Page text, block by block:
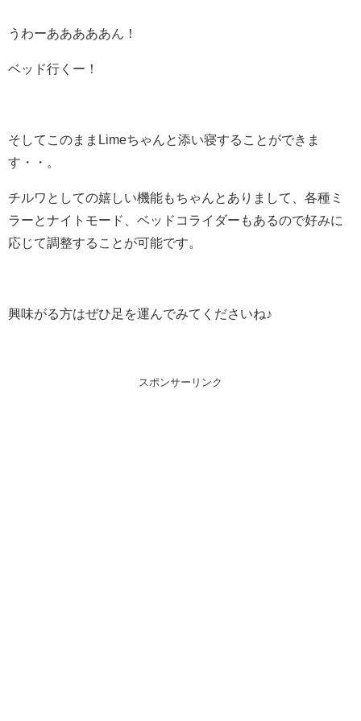
うわーあああああん！
ベッド行くー！
そしてこのままLimeちゃんと添い寝することができま
す・・。
チルワとしての嬉しい機能もちゃんとありまして、各種ミ
ラーとナイトモード、ベッドコライダーもあるので好みに
応じて調整することが可能です。
興味がる方はぜひ足を運んでみてくださいね♪
スポンサーリンク